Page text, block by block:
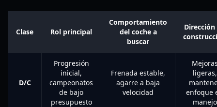
Clase Rol principal
Comportamiento
del coche a
buscar
Dirección
D/C
Progresión
inicial,
campeonatos
de bajo
presupuesto
Frenada estable,
agarre a baja
velocidad
ligeras,
enfoque
manejo